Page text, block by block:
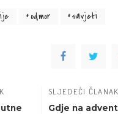
odmor savjeti
SLJEDEĆI ČLANAK
Gdje na